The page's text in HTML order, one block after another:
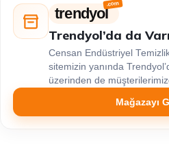
trendyol
Trendyol’da da
Censan Endüstriyel
sitemizin yanında
üzerinden de
Mağazayı